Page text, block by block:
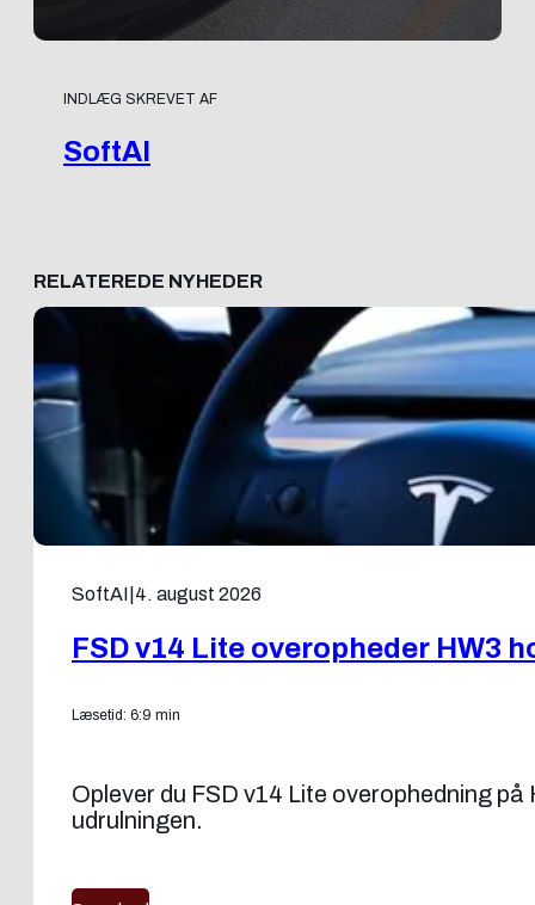
INDLÆG SKREVET AF
SoftAI
RELATEREDE NYHEDER
SoftAI 4. august 2026
FSD v14 Lite overopheder HW3
Læsetid: 6:9 min
Oplever du FSD v14 Lite overophedning
udrulningen.